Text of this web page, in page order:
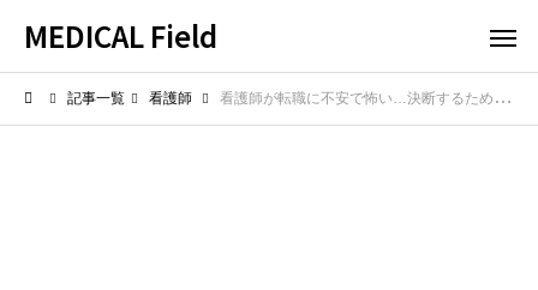
MEDICAL Field
記事一覧 看護師 看護師が転職に不安で怖い…決断するための心構えと対策